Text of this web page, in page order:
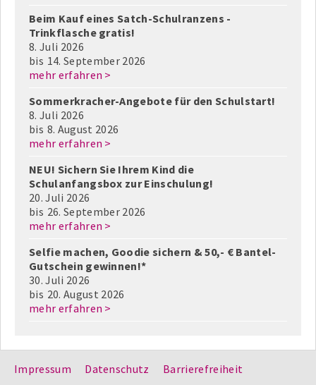
Beim Kauf eines Satch-Schulranzens -
Trinkflasche gratis!
8. Juli 2026
bis 14. September 2026
mehr erfahren >
Sommerkracher-Angebote für den Schulstart!
8. Juli 2026
bis 8. August 2026
mehr erfahren >
NEU! Sichern Sie Ihrem Kind die
Schulanfangsbox zur Einschulung!
20. Juli 2026
bis 26. September 2026
mehr erfahren >
Selfie machen, Goodie sichern & 50,- € Bantel-
Gutschein gewinnen!*
30. Juli 2026
bis 20. August 2026
mehr erfahren >
Impressum Datenschutz Barrierefreiheit